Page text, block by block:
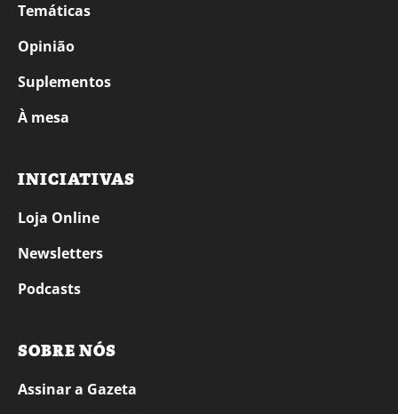
Temáticas
Opinião
Suplementos
À mesa
INICIATIVAS
Loja Online
Newsletters
Podcasts
SOBRE NÓS
Assinar a Gazeta